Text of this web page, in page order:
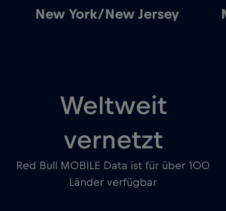
New York/New Jersey
Weltweit
vernetzt
Red Bull MOBILE Data ist für über 100
Länder verfügbar